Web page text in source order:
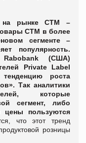
на рынке СТМ –
СТМ в более
сегменте –
популярность.
Rabobank (США)
Private Label
роста
Так аналитики
которые
сегмент, либо
пользуются
что этот тренд
розницы